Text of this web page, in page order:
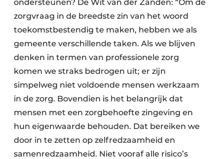
ondersteunen? De Wit van der Zanden: “Om de
zorgvraag in de breedste zin van het woord
toekomstbestendig te maken, hebben we als
gemeente verschillende taken. Als we blijven
denken in termen van professionele zorg
komen we straks bedrogen uit; er zijn
simpelweg niet voldoende mensen werkzaam
in de zorg. Bovendien is het belangrijk dat
mensen met een zorgbehoefte zingeving en
hun eigenwaarde behouden. Dat bereiken we
door in te zetten op zelfredzaamheid en
samenredzaamheid. Niet vooraf alle risico’s